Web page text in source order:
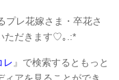
プレ花嫁さま・卒花さ
ただきます♡｡.:*
レ 』で検索するともっと
アを見ることができ